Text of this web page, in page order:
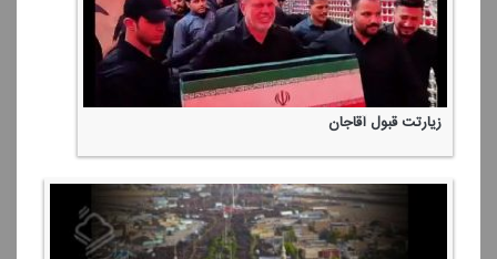
زیارتت قبول آقاجان